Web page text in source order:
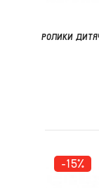
РОЛИКИ ДИТЯЧІ
-15%